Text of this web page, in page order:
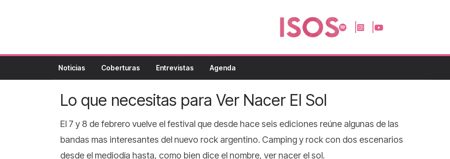
Noticias Coberturas Entrevistas Agenda
Lo que necesitas para Ver Nacer El Sol
El 7 y 8 de febrero vuelve el festival que desde hace seis ediciones reúne algunas de las
bandas mas interesantes del nuevo rock argentino. Camping y rock con dos escenarios
desde el mediodía hasta, como bien dice el nombre, ver nacer el sol.